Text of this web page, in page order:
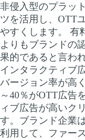
非侵入型のプラッ
ツを活用し、OTT
やすくします。 有
よりもブランドの
果的であると言わ
インタラクティブ
バージョン率が高
～40％がOTT広告
ィブ広告が高いク
す。ブランド企業
利用して、ファー